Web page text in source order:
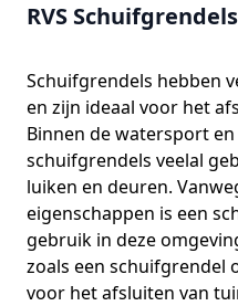
RVS Schuifgrendels
Schuifgrendels hebben
en zijn ideaal voor het
Binnen de watersport
schuifgrendels veelal
luiken en deuren.
eigenschappen is een
gebruik in deze
zoals een schuifgrendel
voor het afsluiten van